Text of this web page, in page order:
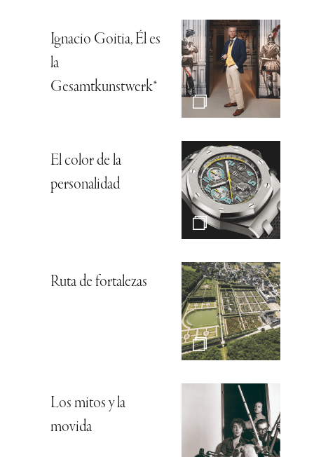
Ignacio Goitia, Él es
la
Gesamtkunstwerk*
El color de la
personalidad
Ruta de fortalezas
Los mitos y la
movida